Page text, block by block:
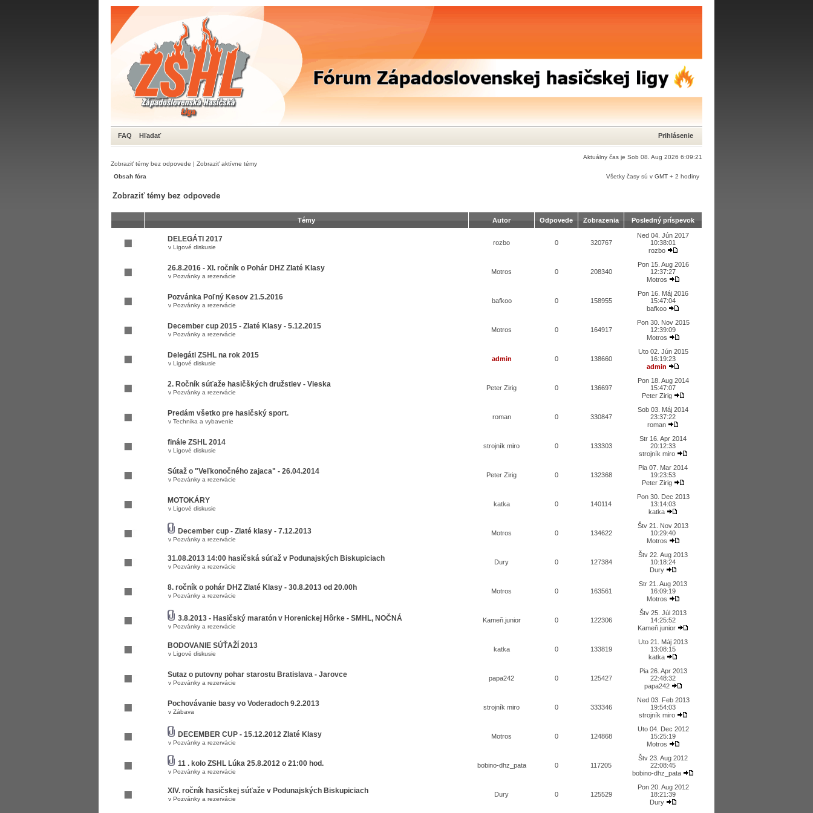
FAQ Hľadať Prihlásenie
Aktuálny čas je Sob 08. Aug 2026 6:09:21
Zobraziť témy bez odpovede | Zobraziť aktívne témy
Obsah fóra
Všetky časy sú v GMT + 2 hodiny
Zobraziť témy bez odpovede
Témy Autor Odpovede Zobrazenia Posledný príspevok
DELEGÁTI 2017
v Ligové diskusie
rozbo 0 320767
Ned 04. Jún 2017
10:38:01
rozbo
26.8.2016 - XI. ročník o Pohár DHZ Zlaté Klasy
v Pozvánky a rezervácie
Motros 0 208340
Pon 15. Aug 2016
12:37:27
Motros
Pozvánka Poľný Kesov 21.5.2016
v Pozvánky a rezervácie
bafkoo 0 158955
Pon 16. Máj 2016
15:47:04
bafkoo
December cup 2015 - Zlaté Klasy - 5.12.2015
v Pozvánky a rezervácie
Motros 0 164917
Pon 30. Nov 2015
12:39:09
Motros
Delegáti ZSHL na rok 2015
v Ligové diskusie
admin 0 138660
Uto 02. Jún 2015
16:19:23
admin
2. Ročník súťaže hasičškých družstiev - Vieska
v Pozvánky a rezervácie
Peter Zirig 0 136697
Pon 18. Aug 2014
15:47:07
Peter Zirig
Predám všetko pre hasičský sport.
v Technika a vybavenie
roman 0 330847
Sob 03. Máj 2014
23:37:22
roman
finále ZSHL 2014
v Ligové diskusie
strojník miro 0 133303
Str 16. Apr 2014
20:12:33
strojník miro
Sútaž o "Veľkonočného zajaca" - 26.04.2014
v Pozvánky a rezervácie
Peter Zirig 0 132368
Pia 07. Mar 2014
19:23:53
Peter Zirig
MOTOKÁRY
v Ligové diskusie
katka 0 140114
Pon 30. Dec 2013
13:14:03
katka
December cup - Zlaté klasy - 7.12.2013
v Pozvánky a rezervácie
Motros 0 134622
Štv 21. Nov 2013
10:29:40
Motros
31.08.2013 14:00 hasičská súťaž v Podunajských Biskupiciach
v Pozvánky a rezervácie
Dury 0 127384
Štv 22. Aug 2013
10:18:24
Dury
8. ročník o pohár DHZ Zlaté Klasy - 30.8.2013 od 20.00h
v Pozvánky a rezervácie
Motros 0 163561
Str 21. Aug 2013
16:09:19
Motros
3.8.2013 - Hasičský maratón v Horenickej Hôrke - SMHL, NOČNÁ
v Pozvánky a rezervácie
Kameň.junior 0 122306
Štv 25. Júl 2013
14:25:52
Kameň.junior
BODOVANIE SÚŤAŽÍ 2013
v Ligové diskusie
katka 0 133819
Uto 21. Máj 2013
13:08:15
katka
Sutaz o putovny pohar starostu Bratislava - Jarovce
v Pozvánky a rezervácie
papa242 0 125427
Pia 26. Apr 2013
22:48:32
papa242
Pochovávanie basy vo Voderadoch 9.2.2013
v Zábava
strojník miro 0 333346
Ned 03. Feb 2013
19:54:03
strojník miro
DECEMBER CUP - 15.12.2012 Zlaté Klasy
v Pozvánky a rezervácie
Motros 0 124868
Uto 04. Dec 2012
15:25:19
Motros
11 . kolo ZSHL Lúka 25.8.2012 o 21:00 hod.
v Pozvánky a rezervácie
bobino-dhz_pata 0 117205
Štv 23. Aug 2012
22:08:45
bobino-dhz_pata
XIV. ročník hasičskej súťaže v Podunajských Biskupiciach
v Pozvánky a rezervácie
Dury 0 125529
Pon 20. Aug 2012
18:21:39
Dury